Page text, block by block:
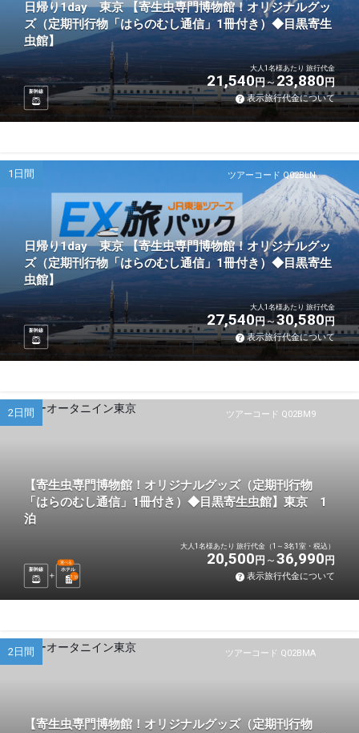
日帰り1day 東京 【寄生虫専門博物館！オリジナルグッ
ズ（定期刊行物「はらのむし通信」1冊付き）◆目黒寄生
虫館】
新幹線
大人1名様あたり 旅行代金
21,540円 23,880円
表示旅行代金について
ツアーコード Q02BLN
1日間
日帰り1day 東京 【寄生虫専門博物館！オリジナルグッ
ズ（定期刊行物「はらのむし通信」1冊付き）◆目黒寄生
虫館】
新幹線
大人1名様あたり 旅行代金
27,540円 30,580円
表示旅行代金について
ツアーコード Q02BM9
2日間
【寄生虫専門博物館！オリジナルグッズ（定期刊行物
「はらのむし通信」1冊付き）◆目黒寄生虫館】東京 1
泊
新幹線 ホテル
選べる
1 泊
大人1名様あたり 旅行代金（1～3名1室・税込）
20,500 円 36,990 円
表示旅行代金について
ツアーコード Q02BMA
2日間
【寄生虫専門博物館！オリジナルグッズ（定期刊行物